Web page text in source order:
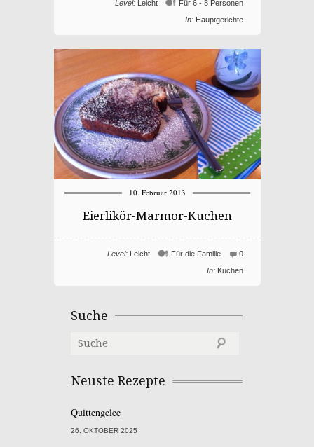
Für 6 - 8 Personen
Level: Leicht
In: Hauptgerichte
10. Februar 2013
Eierlikör-Marmor-Kuchen
0
Für die Familie
Level: Leicht
In: Kuchen
Suche
Neuste Rezepte
Quittengelee
26. OKTOBER 2025